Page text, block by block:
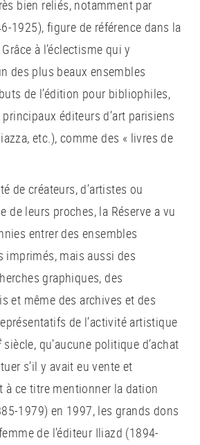
bien reliés, notamment par
1925), figure de référence dans la
à l’éclectisme qui y
des plus beaux ensembles
de l’édition pour bibliophiles,
éditeurs d’art parisiens
etc.), comme des « livres de
de créateurs, d’artistes ou
de leurs proches, la Réserve a vu
entrer des ensembles
imprimés, mais aussi des
graphiques, des
et même des archives et des
de l’activité artistique
siècle, qu’aucune politique d’achat
s’il y avait eu vente et
à ce titre mentionner la dation
1979) en 1997, les grands dons
de l’éditeur Iliazd (1894-